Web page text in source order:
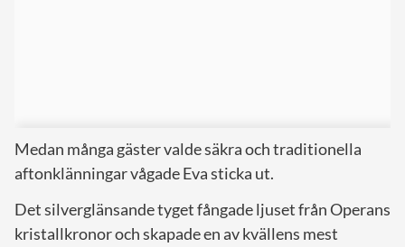
Medan många gäster valde säkra och traditionella
aftonklänningar vågade Eva sticka ut.
Det silverglänsande tyget fångade ljuset från Operans
kristallkronor och skapade en av kvällens mest